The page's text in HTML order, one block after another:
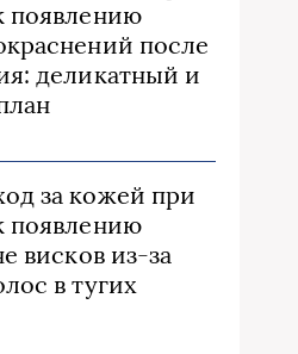
появлению
после
деликатный и
за кожей при
появлению
висков из‑за
в тугих